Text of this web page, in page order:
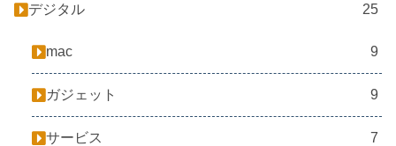
デジタル 25
mac 9
ガジェット 9
サービス 7